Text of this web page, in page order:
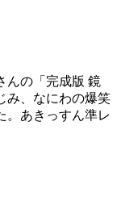
んの「完成版 鏡
み、なにわの爆笑
。あきっすん準レ